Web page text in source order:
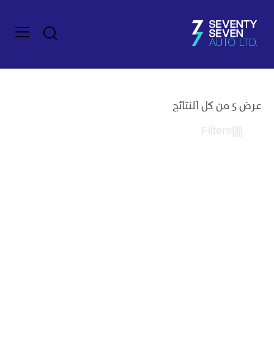
عرض ⁦5⁩ من كل النتائج
Filters